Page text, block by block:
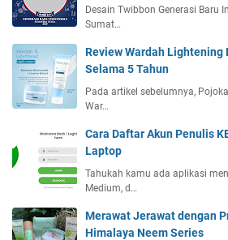
Desain Twibbon Generasi Baru
Sumat…
Review Wardah Lightening
Selama 5 Tahun
Pada artikel sebelumnya,
War…
Cara Daftar Akun Penulis
Laptop
Tahukah kamu ada aplikasi
Medium, d…
Merawat Jerawat dengan
Himalaya Neem Series